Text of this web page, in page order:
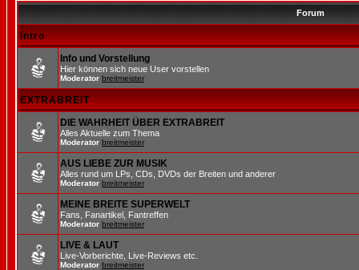
Forum
Intro
Info und Vorstellung
Hier können sich neue User vorstellen
Moderator breitmeister
EXTRABREIT
DIE WAHRHEIT ÜBER EXTRABREIT
Alles Aktuelle zum Thema
Moderator breitmeister
AUS LIEBE ZUR MUSIK
Alles rund um LPs, CDs, DVDs der Breiten und anderer
Moderator breitmeister
MEINE BREITE SUPERWELT
Fans, Fanartikel, Fantreffen
Moderator breitmeister
LIVE & LAUT
Live-Vorberichte, Live-Reviews etc.
Moderator breitmeister